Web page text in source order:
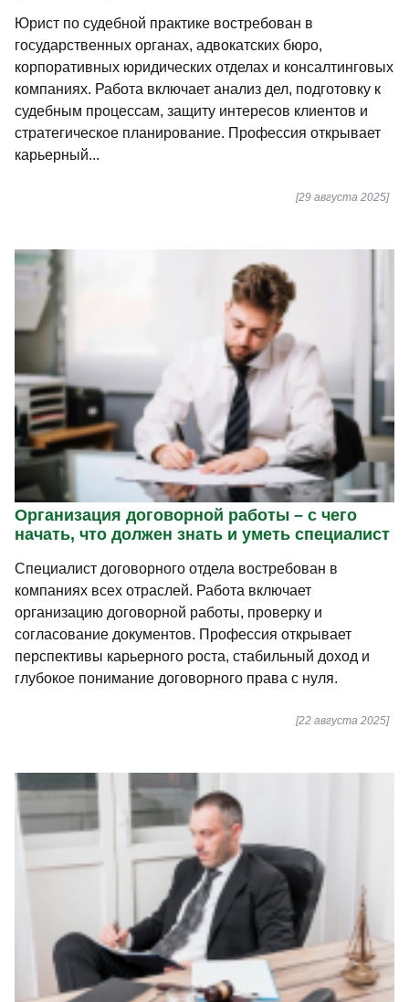
Юрист по судебной практике востребован в
государственных органах, адвокатских бюро,
корпоративных юридических отделах и консалтинговых
компаниях. Работа включает анализ дел, подготовку к
судебным процессам, защиту интересов клиентов и
стратегическое планирование. Профессия открывает
карьерный...
[29 августа 2025]
Организация договорной работы – с чего
начать, что должен знать и уметь специалист
Специалист договорного отдела востребован в
компаниях всех отраслей. Работа включает
организацию договорной работы, проверку и
согласование документов. Профессия открывает
перспективы карьерного роста, стабильный доход и
глубокое понимание договорного права с нуля.
[22 августа 2025]